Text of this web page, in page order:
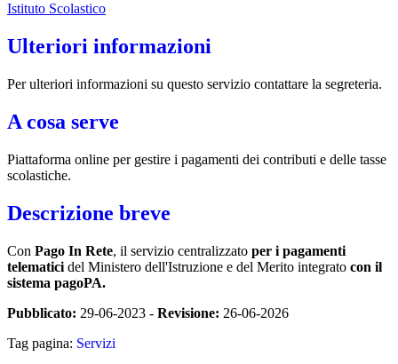
Istituto Scolastico
Ulteriori informazioni
Per ulteriori informazioni su questo servizio contattare la segreteria.
A cosa serve
Piattaforma online per gestire i pagamenti dei contributi e delle tasse
scolastiche.
Descrizione breve
Con Pago In Rete, il servizio centralizzato per i pagamenti
telematici del Ministero dell'Istruzione e del Merito integrato con il
sistema pagoPA.
Pubblicato: 29-06-2023 - Revisione: 26-06-2026
Tag pagina: Servizi